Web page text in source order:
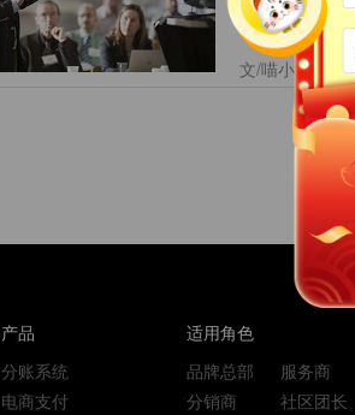
文/喵小花
产品
分账系统
电商支付
适用角色
品牌总部
服务商
分销商
社区团长